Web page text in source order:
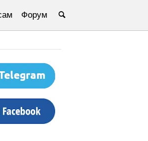
Форум